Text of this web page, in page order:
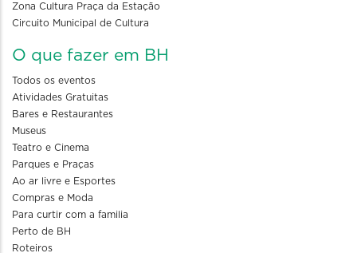
Zona Cultura Praça da Estação
Circuito Municipal de Cultura
O que fazer em BH
Todos os eventos
Atividades Gratuitas
Bares e Restaurantes
Museus
Teatro e Cinema
Parques e Praças
Ao ar livre e Esportes
Compras e Moda
Para curtir com a familia
Perto de BH
Roteiros